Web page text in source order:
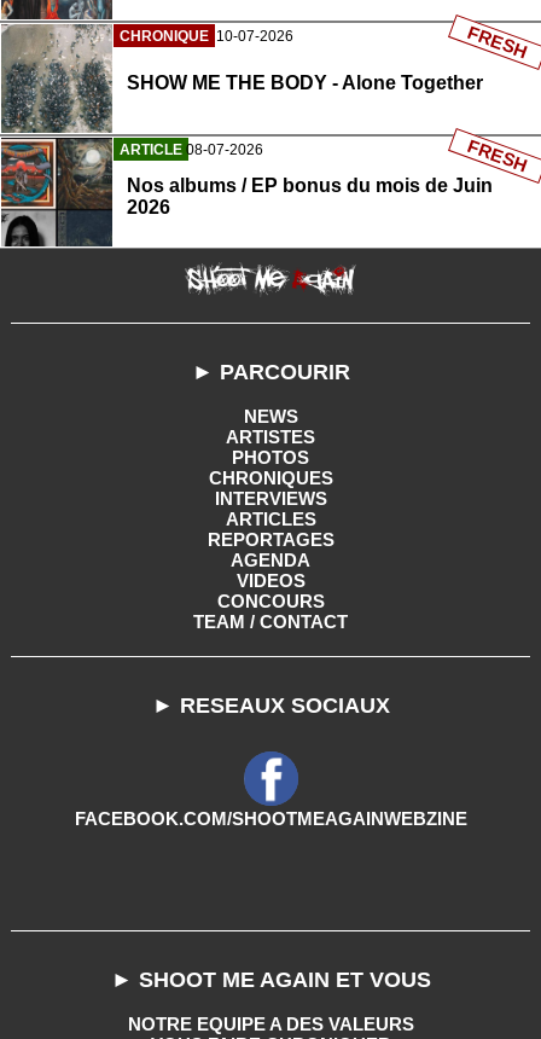
CHRONIQUE 10-07-2026
SHOW ME THE BODY - Alone Together
FRESH
ARTICLE 08-07-2026
Nos albums / EP bonus du mois de Juin
2026
FRESH
► PARCOURIR
NEWS
ARTISTES
PHOTOS
CHRONIQUES
INTERVIEWS
ARTICLES
REPORTAGES
AGENDA
VIDEOS
CONCOURS
TEAM / CONTACT
► RESEAUX SOCIAUX
FACEBOOK.COM/SHOOTMEAGAINWEBZINE
► SHOOT ME AGAIN ET VOUS
NOTRE EQUIPE A DES VALEURS